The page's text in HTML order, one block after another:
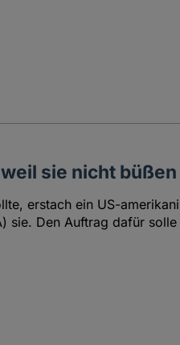
sie nicht
erstach ein US-
sie. Den Auftrag dafür